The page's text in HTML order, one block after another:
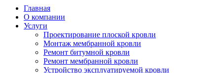
Главная
О компании
Услуги
Проектирование плоской кровли
Монтаж мембранной кровли
Ремонт битумной кровли
Ремонт мембранной кровли
Устройство эксплуатируемой кровли